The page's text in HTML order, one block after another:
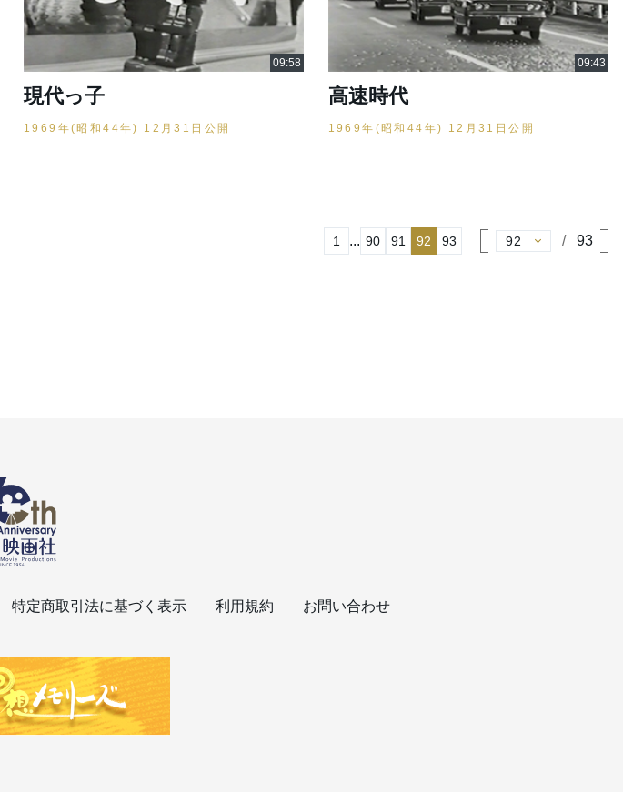
現代っ子
1969年(昭和44年) 12月31日公開
高速時代
1969年(昭和44年) 12月31日公開
1 ... 90 91 92 93 93
特定商取引法に基づく表示 利用規約 お問い合わせ